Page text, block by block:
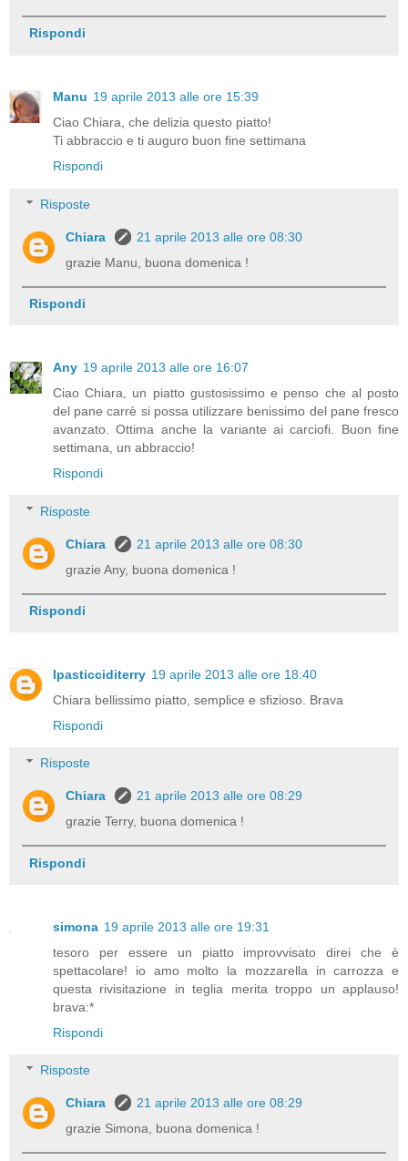
Rispondi
Manu 19 aprile 2013 alle ore 15:39
Ciao Chiara, che delizia questo piatto!
Ti abbraccio e ti auguro buon fine settimana
Rispondi
Risposte
Chiara
21 aprile 2013 alle ore 08:30
grazie Manu, buona domenica !
Rispondi
Any 19 aprile 2013 alle ore 16:07
Ciao Chiara, un piatto gustosissimo e penso che al posto
del pane carrè si possa utilizzare benissimo del pane fresco
avanzato. Ottima anche la variante ai carciofi. Buon fine
settimana, un abbraccio!
Rispondi
Risposte
Chiara
21 aprile 2013 alle ore 08:30
grazie Any, buona domenica !
Rispondi
Ipasticciditerry 19 aprile 2013 alle ore 18:40
Chiara bellissimo piatto, semplice e sfizioso. Brava
Rispondi
Risposte
Chiara
21 aprile 2013 alle ore 08:29
grazie Terry, buona domenica !
Rispondi
simona 19 aprile 2013 alle ore 19:31
tesoro per essere un piatto improvvisato direi che è
spettacolare! io amo molto la mozzarella in carrozza e
questa rivisitazione in teglia merita troppo un applauso!
brava:*
Rispondi
Risposte
Chiara
21 aprile 2013 alle ore 08:29
grazie Simona, buona domenica !